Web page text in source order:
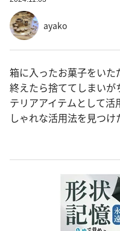
ayako
箱に入ったお菓子をい
終えたら捨ててしまい
テリアアイテムとして活
しゃれな活用法を見つけ